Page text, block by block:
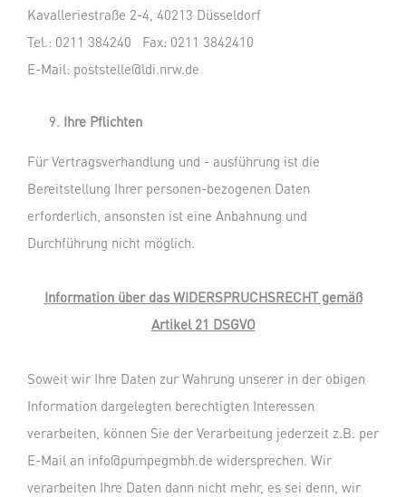
Kavalleriestraße 2-4, 40213 Düsseldorf
Tel.: 0211 384240 Fax: 0211 3842410
E-Mail: poststelle@ldi.nrw.de
Ihre Pflichten
Für Vertragsverhandlung und - ausführung ist die
Bereitstellung Ihrer personen-bezogenen Daten
erforderlich, ansonsten ist eine Anbahnung und
Durchführung nicht möglich.
Information über das WIDERSPRUCHSRECHT gemäß
Artikel 21 DSGVO
Soweit wir Ihre Daten zur Wahrung unserer in der obigen
Information dargelegten berechtigten Interessen
verarbeiten, können Sie der Verarbeitung jederzeit z.B. per
E-Mail an info@pumpegmbh.de widersprechen. Wir
verarbeiten Ihre Daten dann nicht mehr, es sei denn, wir